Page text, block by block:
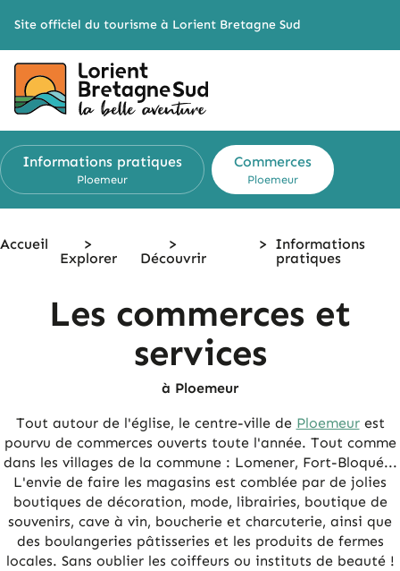
Site officiel du tourisme à Lorient Bretagne Sud
Informations pratiques
Ploemeur
Commerces
Ploemeur
Accueil
>
Explorer
>
Découvrir
> Informations
pratiques
Les commerces et
services
à Ploemeur
Tout autour de l'église, le centre-ville de Ploemeurest
pourvu de commerces ouverts toute l'année. Tout comme
dans les villages de la commune : Lomener, Fort-Bloqué...
L'envie de faire les magasins est comblée par de jolies
boutiques de décoration, mode, librairies, boutique de
souvenirs, cave à vin, boucherie et charcuterie, ainsi que
des boulangeries pâtisseries et les produits de fermes
locales. Sans oublier les coiffeurs ou instituts de beauté !